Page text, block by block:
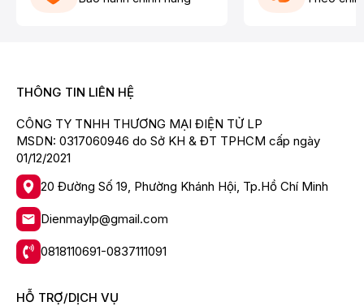
Nguồn điện (V) 22
Hiển thị mức pin Có
Loại pin Pin Lithium ion
Thời gian sạc (giờ) 4.5
Công suất (W) 130
Bộ lọc đầu ra E10
Màu sắc Trắng satin
hút lông mềm, đầu hút khe, ống nối dài, đầu hút bụi
THÔNG TIN LIÊN HỆ
CÔNG TY TNHH THƯƠNG MẠI ĐIỆN TỬ LP
MSDN: 0317060946 do Sở KH & ĐT TPHCM cấp ngày
01/12/2021
20 Đường Số 19, Phường Khánh Hội, Tp.Hồ Chí Minh
Dienmaylp@gmail.com
0818110691-0837111091
HỖ TRỢ/DỊCH VỤ